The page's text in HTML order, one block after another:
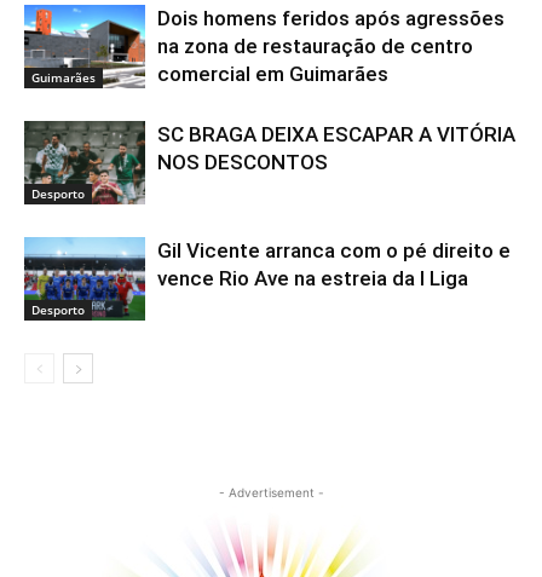
Guimarães
Dois homens feridos após agressões
na zona de restauração de centro
comercial em Guimarães
Desporto
SC BRAGA DEIXA ESCAPAR A VITÓRIA
NOS DESCONTOS
Desporto
Gil Vicente arranca com o pé direito e
vence Rio Ave na estreia da I Liga
- Advertisement -